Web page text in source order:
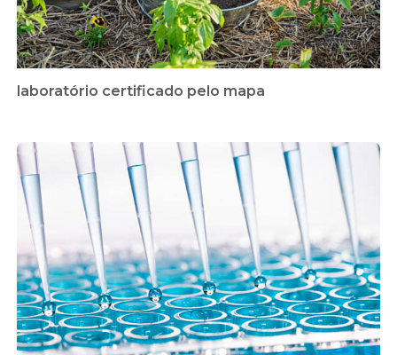
laboratório certificado pelo mapa